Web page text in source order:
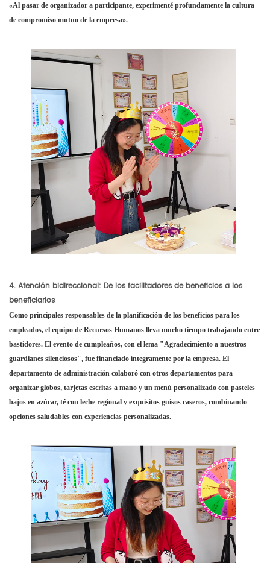
«Al pasar de organizador a participante, experimenté profundamente la cultura
de compromiso mutuo de la empresa».
4. Atención bidireccional: De los facilitadores de beneficios a los
beneficiarios
Como principales responsables de la planificación de los beneficios para los
empleados, el equipo de Recursos Humanos lleva mucho tiempo trabajando entre
bastidores. El evento de cumpleaños, con el lema "Agradecimiento a nuestros
guardianes silenciosos", fue financiado íntegramente por la empresa. El
departamento de administración colaboró con otros departamentos para
organizar globos, tarjetas escritas a mano y un menú personalizado con pasteles
bajos en azúcar, té con leche regional y exquisitos guisos caseros, combinando
opciones saludables con experiencias personalizadas.